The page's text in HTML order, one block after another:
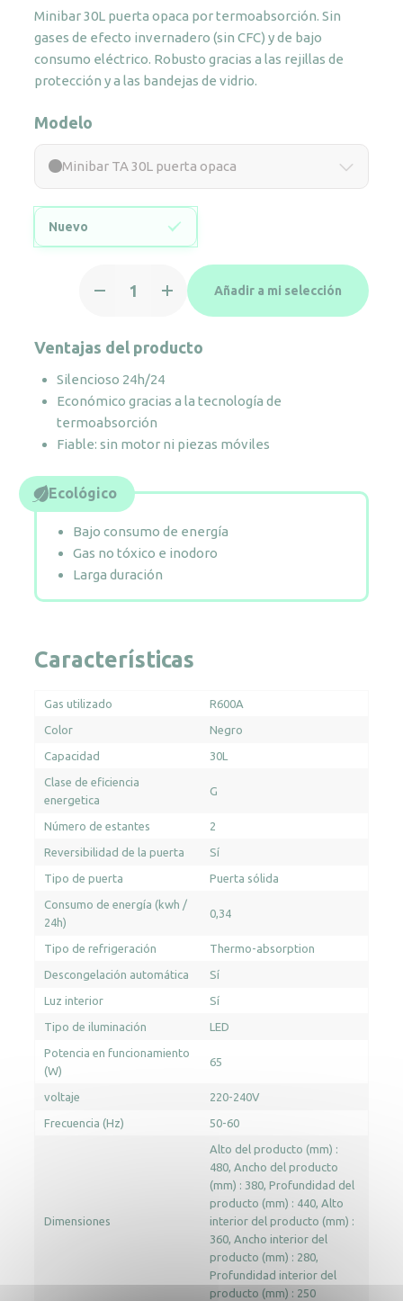
Minibar 30L puerta opaca por termoabsorción. Sin
gases de efecto invernadero (sin CFC) y de bajo
consumo eléctrico. Robusto gracias a las rejillas de
protección y a las bandejas de vidrio.
Modelo
Minibar TA 30L puerta opaca
Nuevo
TA
puerta
opaca
cantidad
Añadir a mi selección
Ventajas del producto
Silencioso 24h/24
Económico gracias a la tecnología de
termoabsorción
Fiable: sin motor ni piezas móviles
Ecológico
Bajo consumo de energía
Gas no tóxico e inodoro
Larga duración
Características
Gas utilizado R600A
Color Negro
Capacidad 30L
Clase de eficiencia
energetica
G
Número de estantes 2
Reversibilidad de la puerta Sí
Tipo de puerta Puerta sólida
Consumo de energía (kwh /
24h)
0,34
Tipo de refrigeración Thermo-absorption
Descongelación automática Sí
Luz interior Sí
Tipo de iluminación LED
Potencia en funcionamiento
(W)
65
voltaje 220-240V
Frecuencia (Hz) 50-60
Dimensiones
Alto del producto (mm) :
480 Ancho del producto
(mm) : 380 Profundidad del
producto (mm) : 440 Alto
interior del producto (mm) :
360 Ancho interior del
producto (mm) : 280
Profundidad interior del
producto (mm) : 250